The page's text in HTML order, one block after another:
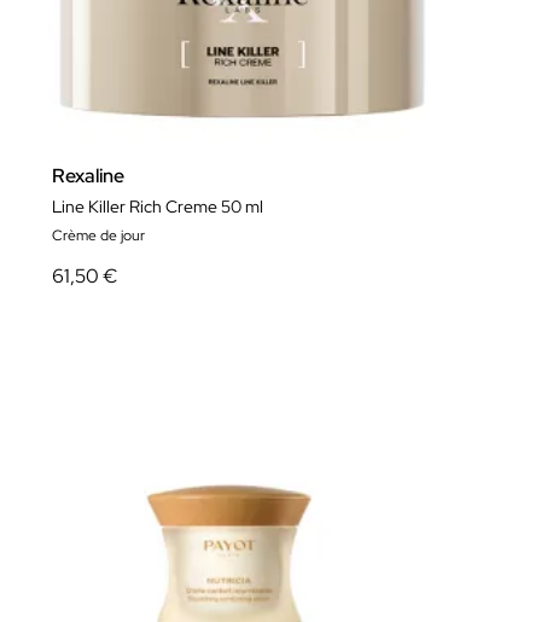
Rexaline
Line Killer Rich Creme 50 ml
Crème de jour
61,50 €